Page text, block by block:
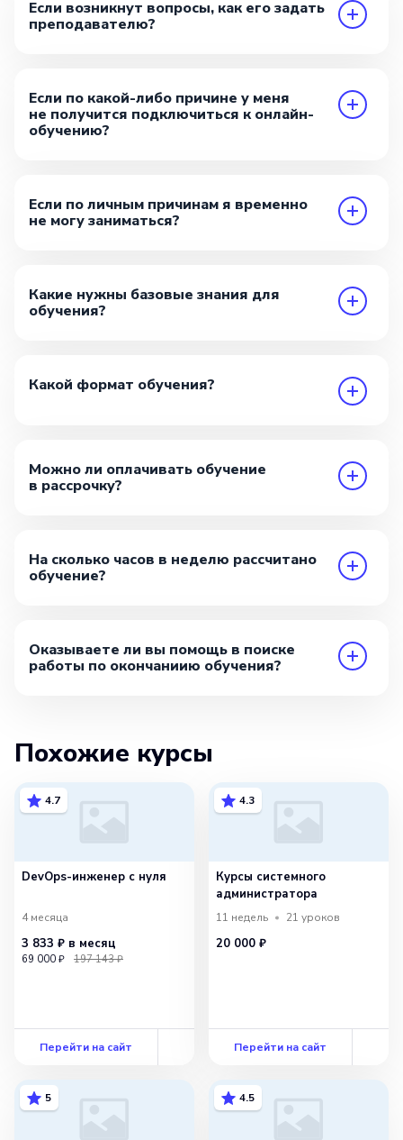
Если возникнут вопросы, как его задать
преподавателю?
Если по какой-либо причине у меня
не получится подключиться к онлайн-
обучению?
Если по личным причинам я временно
не могу заниматься?
Какие нужны базовые знания для
обучения?
Какой формат обучения?
Можно ли оплачивать обучение
в рассрочку?
На сколько часов в неделю рассчитано
обучение?
Оказываете ли вы помощь в поиске
работы по окончаниию обучения?
Похожие курсы
4.7
DevOps-инженер с нуля
4 месяца
3 833 ₽ в месяц
69 000 ₽ 197 143 ₽
Перейти на сайт
4.3
Курсы системного
администратора
11 недель 21 уроков
20 000 ₽
Перейти на сайт
5 4.5